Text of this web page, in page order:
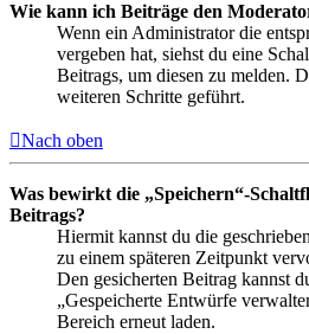
Wie kann ich Beiträge den
Wenn ein Administrator die
vergeben hat, siehst du eine
Beitrags, um diesen zu melden.
weiteren Schritte geführt.
Nach oben
Was bewirkt die „Speichern“-
Beitrags?
Hiermit kannst du die
zu einem späteren Zeitpunkt
Den gesicherten Beitrag kannst
„Gespeicherte Entwürfe
Bereich erneut laden.